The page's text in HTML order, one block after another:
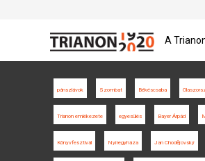
A
pánszlávok Szombat Békéscsaba
Trianon emlékezete egyesülés Bayer Árpád
Könyvfesztivál Nyíregyháza Jan Chodějovský